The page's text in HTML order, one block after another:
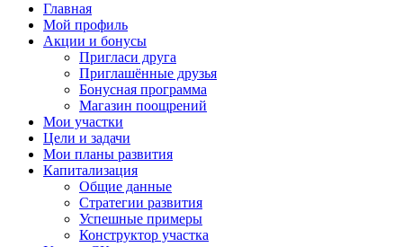
Главная
Мой профиль
Акции и бонусы
Пригласи друга
Приглашённые друзья
Бонусная программа
Магазин поощрений
Мои участки
Цели и задачи
Мои планы развития
Капитализация
Общие данные
Стратегии развития
Успешные примеры
Конструктор участка